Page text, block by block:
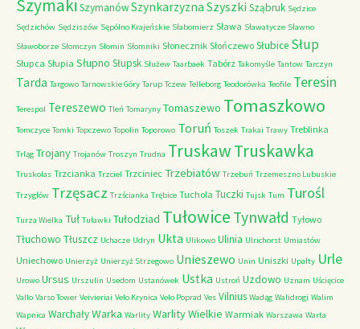
Szymaki SzymanówSzynkarzyzna Szyszki Sząbruk Sędzice
Sędzichów Sędziszów Sępólno Krajeńskie Słabomierz Sława Sławatycze Sławno
Sławoborze Słomczyn Słomin Słomniki Słonecznik Słończewo Słubice Słup
Słupca Słupia Słupno Słupsk Służew Taarbaek Tabórz Takomyśle Tantow Tarczyn
Tarda Targowo Tarnowskie Góry Tarup Tczew Telleborg Teodorówka Teofile Teresin
Terespol Tereszewo Tleń Tomaryny Tomaszewo Tomaszkowo
Tomczyce Tomki Topczewo Topolin Toporowo Toruń Toszek Trakai Trawy Treblinka
Trląg Trojany Trojanów Troszyn Trudna TruskawTruskawka
Truskolas Trzcianka Trzciel Trzciniec Trzebiatów Trzebuń Trzemeszno Lubuskie
Trzygłów Trzęsacz Trzścianka Trębice Tuchola Tuczki Tujsk Tum Turośl
Turza Wielka Tuł Tuławki Tułodziad Tułowice Tynwałd Tyłowo
Tłuchowo Tłuszcz Uchacze Udryn Ukta Ulikowo Ulinia Ulrichorst Umiastów
Uniechowo Unierzyż Unierzyż Strzegowo Unieszewo Unin Uniszki Upałty Urle
Urowo Ursus Urszulin Usedom Ustanówek Ustka Ustroń Uzdowo Uznam Uścięcice
Vallo Varso Tower Veivieriai Velo Krynica Velo Poprad Ves Vilnius Wadąg Walidrogi Walim
Wapnica WarchałyWarka Warlity Warlity Wielkie Warmiak Warszawa Warta